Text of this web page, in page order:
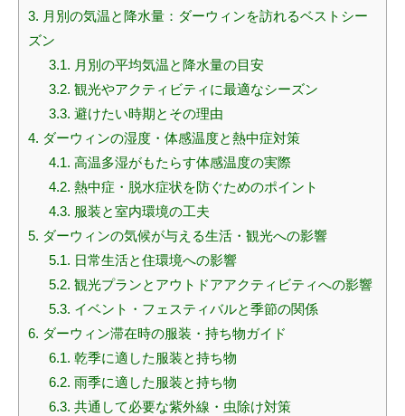
3. 月別の気温と降水量：ダーウィンを訪れるベストシー
ズン
3.1. 月別の平均気温と降水量の目安
3.2. 観光やアクティビティに最適なシーズン
3.3. 避けたい時期とその理由
4. ダーウィンの湿度・体感温度と熱中症対策
4.1. 高温多湿がもたらす体感温度の実際
4.2. 熱中症・脱水症状を防ぐためのポイント
4.3. 服装と室内環境の工夫
5. ダーウィンの気候が与える生活・観光への影響
5.1. 日常生活と住環境への影響
5.2. 観光プランとアウトドアアクティビティへの影響
5.3. イベント・フェスティバルと季節の関係
6. ダーウィン滞在時の服装・持ち物ガイド
6.1. 乾季に適した服装と持ち物
6.2. 雨季に適した服装と持ち物
6.3. 共通して必要な紫外線・虫除け対策